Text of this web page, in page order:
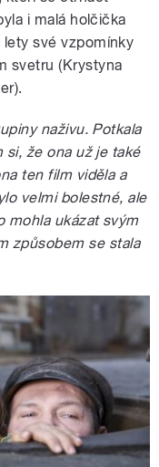
i malá holčička
lety své vzpomínky
svetru (Krystyna
naživu. Potkala
si, že ona už je také
ten film viděla a
velmi bolestné, ale
mohla ukázat svým
způsobem se stala